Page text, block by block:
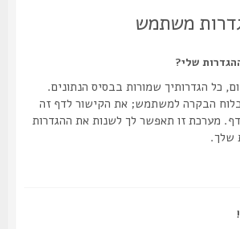
משתמש
שלי?
שמורות בבסיס הנתונים.
הבקרה למשתמש; את הקישור לדף זה
זו תאפשר לך לשנות את ההגדרות